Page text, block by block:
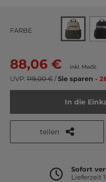
FARBE
88,06 € inkl. MwSt.
UVP: 119,00 €/Sie sparen -
In die
teilen
Sofort
Lieferzeit